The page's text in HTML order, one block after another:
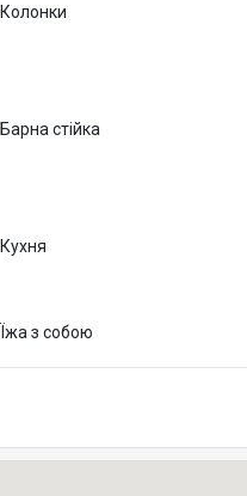
Колонки
Барна стійка
Кухня
Їжа з собою